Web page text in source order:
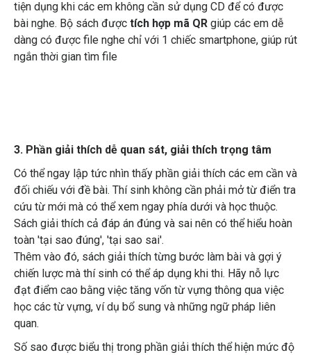
tiện dụng khi các em không cần sử dụng CD để có được
bài nghe. Bộ sách được tích hợp mã QR giúp các em dễ
dàng có được file nghe chỉ với 1 chiếc smartphone, giúp rút
ngắn thời gian tìm file
3. Phần giải thích dễ quan sát, giải thích trọng tâm
Có thể ngay lập tức nhìn thấy phần giải thích các em cần và
đối chiếu với đề bài. Thí sinh không cần phải mở từ điển tra
cứu từ mới mà có thể xem ngay phía dưới và học thuộc.
Sách giải thích cả đáp án đúng và sai nên có thể hiểu hoàn
toàn 'tại sao đúng', 'tại sao sai'.
Thêm vào đó, sách giải thích từng bước làm bài và gợi ý
chiến lược mà thí sinh có thể áp dụng khi thi. Hãy nỗ lực
đạt điểm cao bằng việc tăng vốn từ vựng thông qua việc
học các từ vựng, ví dụ bổ sung và những ngữ pháp liên
quan.
Số sao được biểu thị trong phần giải thích thể hiện mức độ